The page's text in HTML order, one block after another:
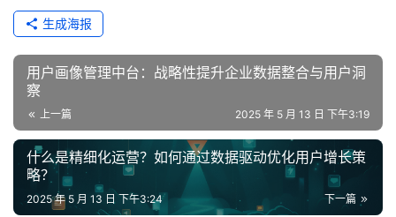
生成海报
用户画像管理中台：战略性提升企业数据整合与用户洞
察
上一篇 2025 年 5 月 13 日 下午3:19
什么是精细化运营？如何通过数据驱动优化用户增长策
略？
下一篇
2025 年 5 月 13 日 下午3:24